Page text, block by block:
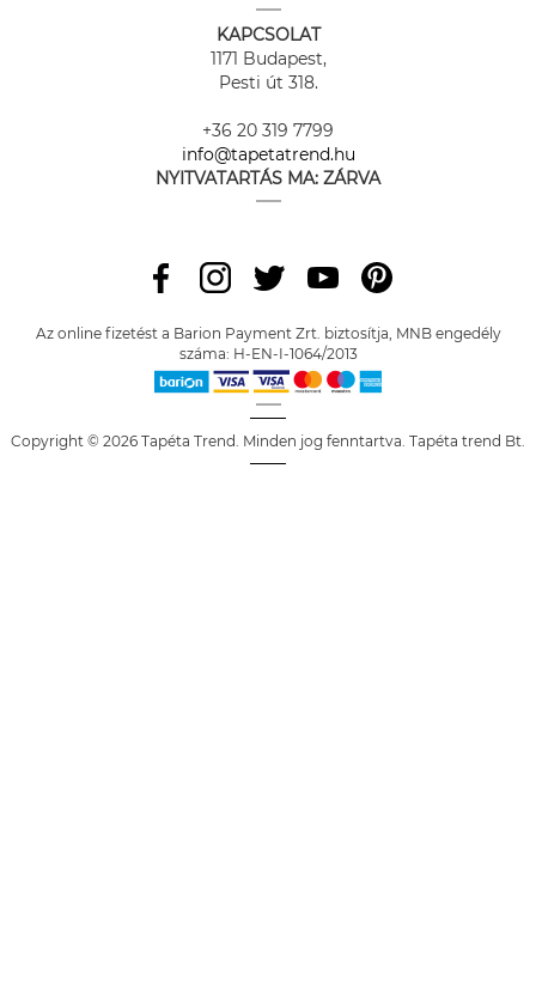
KAPCSOLAT
1171 Budapest,
Pesti út 318.
+36 20 319 7799
info@tapetatrend.hu
NYITVATARTÁS MA: ZÁRVA
Az online fizetést a Barion Payment Zrt. biztosítja, MNB engedély
száma: H-EN-I-1064/2013
Copyright © 2026 Tapéta Trend. Minden jog fenntartva. Tapéta trend Bt.